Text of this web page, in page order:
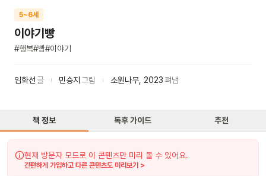
5~6세
이야기빵
#행복#빵#이야기
임화선 글 민승지 그림 소원나무 2023펴냄
책 정보 독후 가이드 추천
현재 방문자 모드로 이 콘텐츠만 미리 볼 수 있어요.
간편하게 가입하고 다른 콘텐츠도 미리보기 >